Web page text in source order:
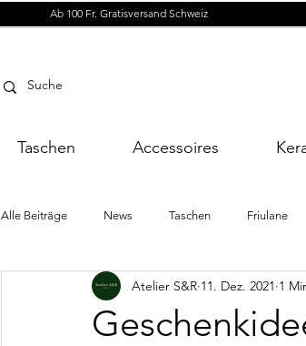
Ab 100 Fr. Gratisversand Schweiz
Taschen Accessoires
Alle Beiträge News Taschen Friulane
Atelier S&R 11. Dez. 2021 1